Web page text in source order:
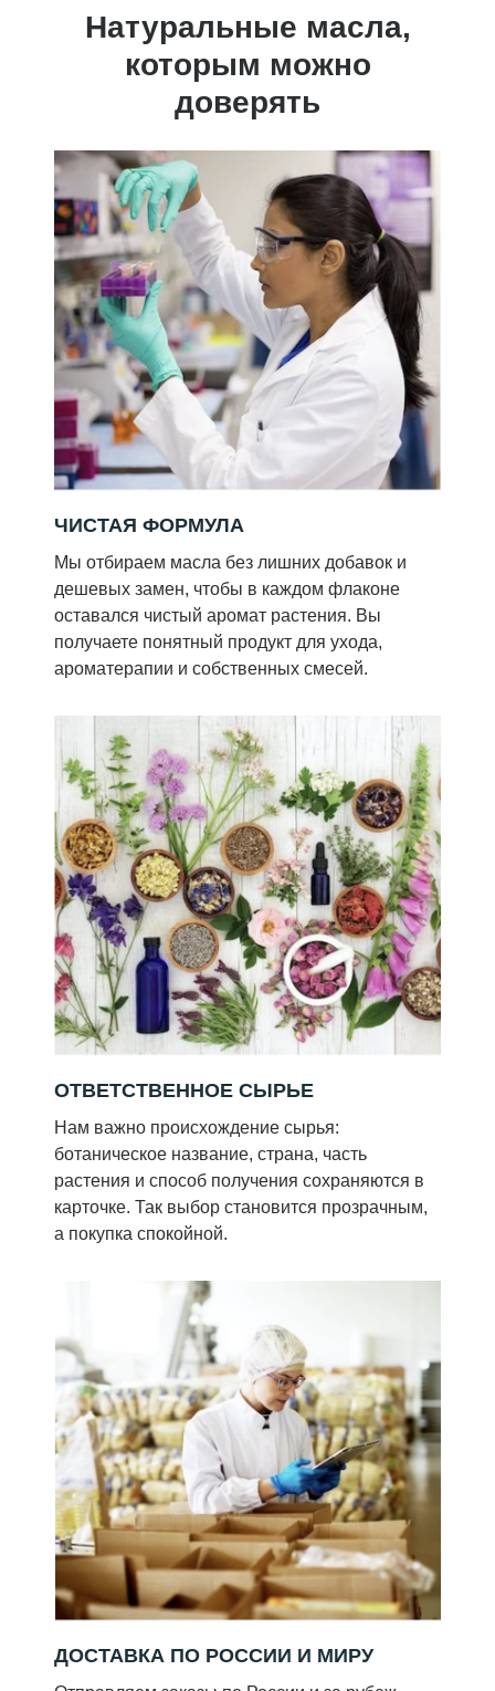
Натуральные масла,
которым можно
доверять
ЧИСТАЯ ФОРМУЛА
Мы отбираем масла без лишних добавок и
дешевых замен, чтобы в каждом флаконе
оставался чистый аромат растения. Вы
получаете понятный продукт для ухода,
ароматерапии и собственных смесей.
ОТВЕТСТВЕННОЕ СЫРЬЕ
Нам важно происхождение сырья:
ботаническое название, страна, часть
растения и способ получения сохраняются в
карточке. Так выбор становится прозрачным,
а покупка спокойной.
ДОСТАВКА ПО РОССИИ И МИРУ